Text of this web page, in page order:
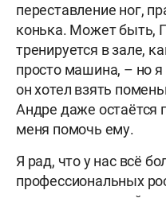
переставление ног,
конька. Может быть,
тренируется в зале,
просто машина, – но
он хотел взять
Андре даже остаётся
меня помочь ему.
Я рад, что у нас всё
профессиональных